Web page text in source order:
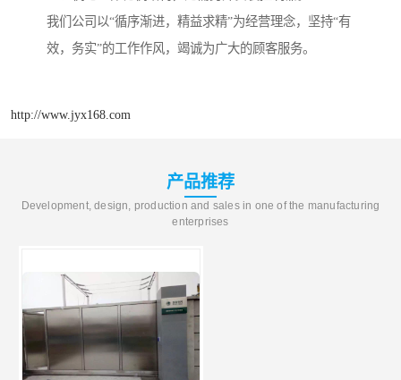
我们公司以“循序渐进，精益求精”为经营理念，坚持“有
效，务实”的工作作风，竭诚为广大的顾客服务。
http://www.jyx168.com
产品推荐
Development, design, production and sales in one of the manufacturing
enterprises